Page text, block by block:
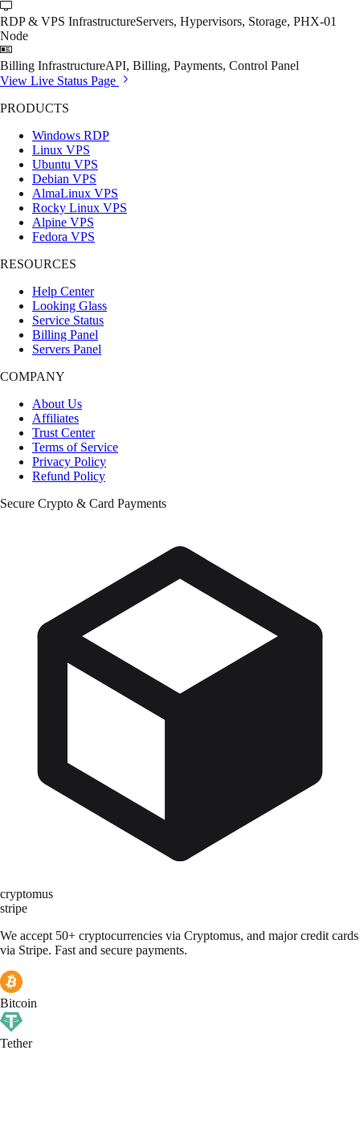
RDP & VPS InfrastructureServers, Hypervisors, Storage, PHX-01
Node
Billing InfrastructureAPI, Billing, Payments, Control Panel
View Live Status Page
PRODUCTS
Windows RDP
Linux VPS
Ubuntu VPS
Debian VPS
AlmaLinux VPS
Rocky Linux VPS
Alpine VPS
Fedora VPS
RESOURCES
Help Center
Looking Glass
Service Status
Billing Panel
Servers Panel
COMPANY
About Us
Affiliates
Trust Center
Terms of Service
Privacy Policy
Refund Policy
Secure Crypto & Card Payments
cryptomus
stripe
We accept 50+ cryptocurrencies via Cryptomus, and major credit cards
via Stripe. Fast and secure payments.
Bitcoin
Tether